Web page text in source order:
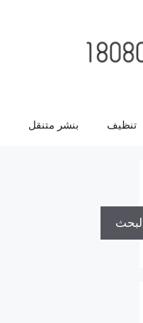
تنظيف بنشر متنقل
البحث